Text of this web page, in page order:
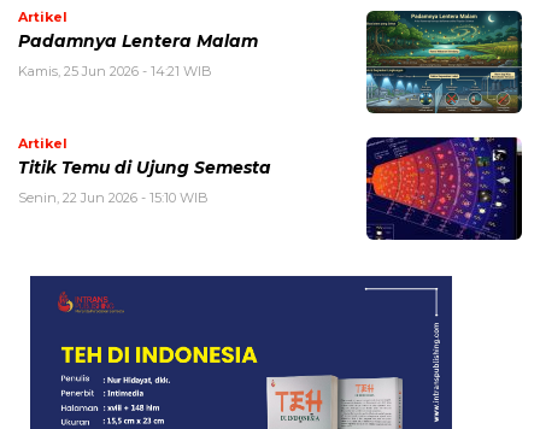
Artikel
Padamnya Lentera Malam
Kamis, 25 Jun 2026 - 14:21 WIB
Artikel
Titik Temu di Ujung Semesta
Senin, 22 Jun 2026 - 15:10 WIB